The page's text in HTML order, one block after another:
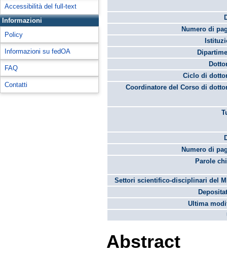
Accessibilità del full-text
Informazioni
Policy
Informazioni su fedOA
FAQ
Contatti
Numero di
Ciclo di
Coordinatore del Corso di
Numero di
Parole
Settori scientifico-disciplinari del
Ultima
Abstract